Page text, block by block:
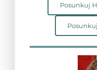
Posunkuj